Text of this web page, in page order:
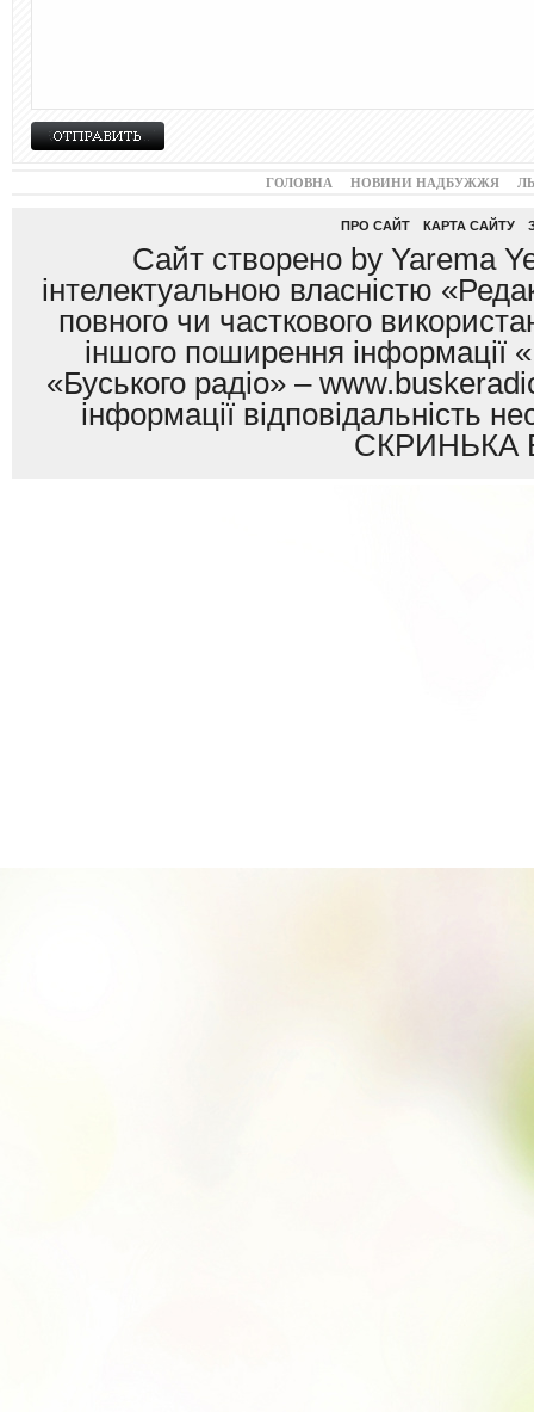
ГОЛОВНА НОВИНИ НАДБУЖЖЯ
ПРО САЙТ КАРТА САЙТУ
Сайт створено by Yarema
інтелектуальною власністю
повного чи часткового
іншого поширення інформації
«Буського радіо» –
інформації
СКРИНЬКА